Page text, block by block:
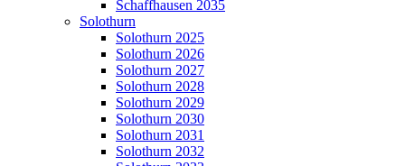
Schaffhausen 2035
Solothurn
Solothurn 2025
Solothurn 2026
Solothurn 2027
Solothurn 2028
Solothurn 2029
Solothurn 2030
Solothurn 2031
Solothurn 2032